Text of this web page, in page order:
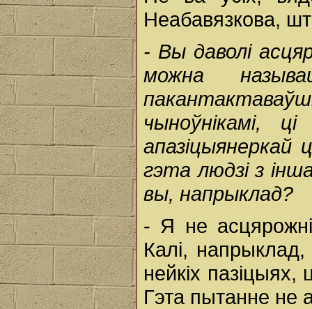
Неабавязкова,
- Вы даволі
можна
чыноўнікамі,
апазіцыянеркай
гэталюдзіз
вы, напрыклад?
- Я не
Калі,
нейкіх
Гэта пытанне не